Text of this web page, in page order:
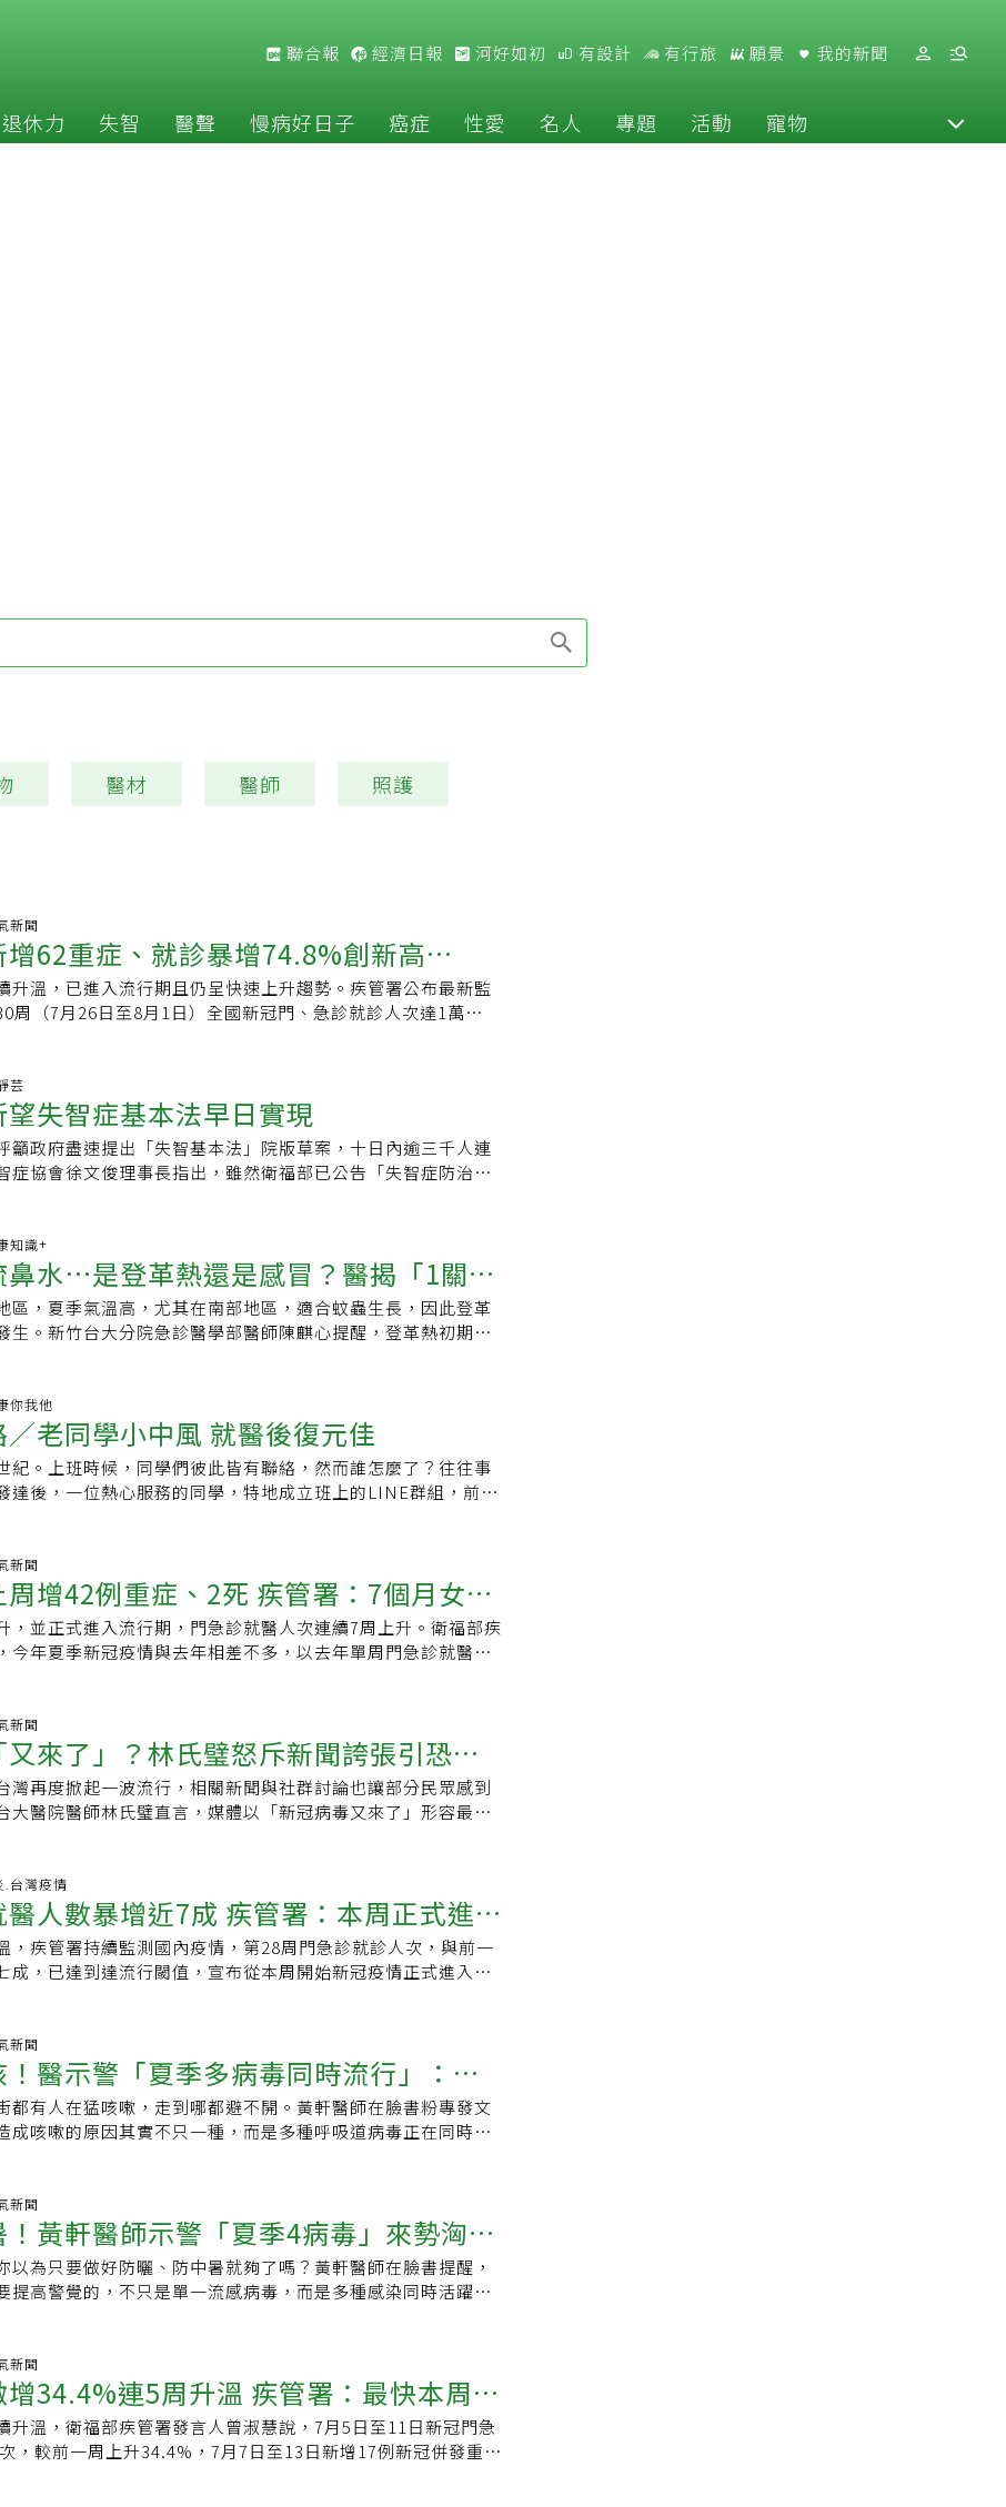
聯合報 經濟日報 河好如初 有設計 有行旅 願景 我的新聞
退休力 失智 醫聲 慢病好日子 癌症 性愛 名人 專題 活動 寵物
醫材 醫師 照護
新聞
62重症、就診暴增74.8%創新高
主流株
升溫，已進入流行期且仍呈快速上升趨勢。疾管署公布最新監
周（7月26日至8月1日）全國新冠門、急診就診人次達1萬
宏偉指出，7月28日至8月3日新增62例新冠本土重症及3例死亡
起，國內已累計265例新冠本土重症，其中28人死亡。分析重
以上長者占74%，具有慢性病史者占85.3%。其中，高達
未接種本季新冠疫苗，顯示疫苗對預防重症仍具有重要保護效
看，新冠病毒仍持續流行。近期全球陽性率呈現上升趨勢，美
仍以NB.1.8.1、XFG及JN.1為主，病毒持續演化，各國仍密切
播情形。除了疫情升溫外，病毒株變化也受到關注。世界衛生
將病毒株PQ.16.1.1自原本的NB.1.8.1譜系中獨立列出，代表
受到國際監測。目前國內近四周流行病毒株也以PQ.16.1.1為
代，目前臨床資料仍有限，雖然可能具有一定程度的免疫逃脫
組織評估，現有新冠疫苗對於預防重症、住院及死亡仍可提供
，因此民眾無須過度恐慌，符合資格者仍應盡速完成疫苗接
師林詠青提醒，目前疫情仍處上升階段，65歲以上長者、慢性
低下者及孕婦等高風險族群，一旦出現發燒、咳嗽、喉嚨痛、
以上長者接種率分別為第1劑21.12%、第2劑0.78%。國內新
萬劑，已於今年7月30日撥配8萬550劑予各縣市提供民眾接
各縣市需求再配送約4.5萬劑，有接種需求民眾，擴大接種措施
日止。
芸
失智症基本法早日實現
籲政府盡速提出「失智基本法」院版草案，十日內逾三千人連
症協會徐文俊理事長指出，雖然衛福部已公告「失智症防治照
能是，確立國家責任和跨部會協調架構，並擘畫政策涵蓋範疇
承諾，將與現行法制和政策相互補強。唯有提升至法律位階，
同責任、永續推動的治理架構。照顧壓力大有如闖「侏羅紀」
然保留許多能力的輕度患者；我的先生林芳郁屬於中重度的情
八年，其中有三年是我一個人獨自奮鬥。很多人問我，那段照
接接受了這份工作。整個過程中，我經歷過暴力、迷走、譫妄
來說，就像真的進入「侏羅紀公園」，再從裡面走了回來。老
機率增現在回頭看，我當然可說那是一段很值得回憶的歷程；
我的老師以前常說：「如果有哪一種治療或經驗是你不喜歡
、有奔波、有恐慌、有挫折。昨天我看了一位女病人，她也是
：「林醫師，我先生和您先生罹患的是同樣的疾病，他現在處
況。」我看到她全身瘀青，告訴她：「妳要躲避，不能讓他打
不行，他每天固定在某個時間就會打人。」我問：「那妳怎麼
能拿一條毛巾鋪在身上。根據統計，老老照顧，照顧者憂鬱的
害怕的，是年輕人騎摩托車發生嚴重頭部外傷。如今，台灣頭
幅減少，甚至有人開玩笑地說，神經外科醫師都快失業了。為
？因為國家的力量站了出來，規定騎乘摩托車必須戴安全帽。
顧責任對我而言，我最希望看到的，就是失智症基本法能夠完
會更加平安。很多人以為，我們現在談的是別人的事情；其
患失智症比率23%，每4到5位高齡者有一個。我們每個人的家
、外公及外婆，這並不是別人的事情，而是每一個家庭都可能
一起祝福，也共同努力，使失智症基本法能夠早日實現。
知識+
鼻水⋯是登革熱還是感冒？醫揭「1關鍵
高警覺
區，夏季氣溫高，尤其在南部地區，適合蚊蟲生長，因此登革
生。新竹台大分院急診醫學部醫師陳麒心提醒，登革熱初期症
點等症狀，因懷疑感染登革熱至新竹台大分院急診就醫，經檢
顯示，具有流行地區旅遊史且出現疑似症狀時，應提高警覺，
病毒感染相似，建議及早就醫由醫師評估診斷。登革熱初期症
氣溫升高及降雨頻繁，病媒蚊繁殖速度加快，登革熱防治工作
竹台大分院急診醫學部醫師陳麒心指出，登革熱初期症狀與感
，合併頭痛、眼窩痛、肌肉與關節劇烈疼痛，部分病人還會出
膚出疹，屬於全身性不適。高燒超過3天恐是重症警訊登革熱重
麒心表示，若高燒持續超過3天，並伴隨腹痛、嘔吐、紅疹、眼
黑便或呼吸急促等症狀，可能代表血管滲漏或出血，是重症登
下降或出血徵象，則需密切觀察，甚至住院治療。防蚊是預防
革熱如何治療？陳麒心說明，目前登革熱尚無特效藥，治療以
包括補充水分、充分休息，必要時進行輸液治療。退燒藥僅建
避免使用布洛芬或阿斯匹靈，以免增加出血風險；多數病人約1
辛苦需耐心照護。陳麒心呼籲，防蚊才是預防登革熱的根本之
並配合環境清理與孳生源清除，共同防堵疫情。【本文獲uho
登，原文刊載網址見此】
你我他
老同學小中風 就醫後復元佳
紀。上班時候，同學們彼此皆有聯絡，然而誰怎麼了？往往事
達後，一位熱心服務的同學，特地成立班上的LINE群組，前前
勉。曾經就有這麼一件事，群組的版主是我們班對之一。他們
真正做到「執子之手，與子偕老」，令人羨慕。不過，在2019
際，版主的老公突然感到身體有異樣，馬上就醫，醫師檢查診
夫婦倆當機立斷，馬上住院治療，並在群組宣告此訊息，但因
間禁止探病，因此同學均無法到醫院探病，只能在群組裡表達
敏，開車依舊靈活，70歲後每3年重考駕照，他也順利取得，令
新聞
增42例重症、2死 疾管署：7個月女嬰
症病例
，並正式進入流行期，門急診就醫人次連續7周上升。衛福部疾
今年夏季新冠疫情與去年相差不多，以去年單周門急診就醫逾1
土重症病例創今年新高，更有今年年齡最小的重症個案。疾管
說，2位死亡病例中，一名為70多歲男性，患有糖尿病等慢性疾
接種新冠疫苗，但未接種第2劑疫苗，7月中旬出現發燒症狀，
新冠快篩為陽性，給予抗病毒藥物治療，但2天後卻出現意識喪
跳，經急救無效於當天死亡，死因為新冠病毒感染，合併雙側
，家屬發現女嬰出現全身發燙症狀，送醫過程中又出現全身抽
唇發紫等症狀，經確診感染新冠病毒，並收治於加護病房治
、恢復意識，但仍在加護病房觀察中。林詠青說，目前已開放6
眾都能接種新冠疫苗，呼籲符合接種條件應盡速接種。另提醒
新聞
來了」？林氏璧怒斥新聞誇張引恐慌
走向
灣再度掀起一波流行，相關新聞與社群討論也讓部分民眾感到
大醫院醫師林氏璧直言，媒體以「新冠病毒又來了」形容最新
遊中毒者」發文表示，沒想到到了2026年，媒體仍以引發恐慌
毒，社群平台上也仍可看到許多錯誤資訊。他強調：「他不是
沒有離開過。」林氏璧指出，新冠病毒會持續突變，並造成新
早已不應被視為意外。流感病毒同樣會不斷變異，每隔一段時
流行，先前接種的疫苗也可能無法完全阻擋感染。「新冠病毒
毒中，本來就包含冠狀病毒。Omicron後接種疫苗主要為防重
作用，林氏璧指出，進入Omicron年代後，接種疫苗的主要目
症，而不是完全防止感染。他表示，雖然先前接種的疫苗可能
感染，但健康人士在經歷數次自然感染及疫苗接種後，體內應
變異株，導致原本健康、沒有慢性病的人出現較高比例的重
年建立的防重症免疫力可能對新病毒株失去效果。「而目前為
看到這樣的現象。」林氏璧說。不過，老年人及慢性病患者仍
險族群，不能因此掉以輕心。林氏璧指出，這些族群的疫苗防
在接種半年以上後逐漸下降，因此仍建議持續接種最新病毒株
林氏璧也分享妻子近期觀察到的兒科門診情況，表示最近新冠
病毒病例都不少，但多數家長面對新冠病毒時，態度已經比疫
他表示，當醫師詢問家長是否要進行快篩時，不少人會認為採
理解即使確診，若不符合公費抗病毒藥物的使用條件，治療方
.台灣疫情
人數暴增近7成 疾管署：本周正式進入
，疾管署持續監測國內疫情，第28周門急診就診人次，與前一
成，已達到達流行閾值，宣布從本周開始新冠疫情正式進入流
率。根據疾管署監測資料顯示，統計7月12日到18日的門急診
就診多達4766人次，如果與前一周相比，即7月5日到11日，就
，顯示國內新冠疫情已持續第六周升溫，且達到流行閥值，正
。疾管署發言人曾淑慧表示，全球新冠疫情升溫，國內新冠疫
加上適逢暑假期間，人與人接觸的頻率大增，為防範新冠疫情
也有庫存15.5萬劑。曾淑慧表示，新冠疫情絕對不容小覷，統
通報新冠併發重症本土病例達161例，其中23例死亡；重症病
及具有慢性病史者為最大宗，且92.5％的重症病例，並沒有施
感染新冠病毒後的臨床表現，多以上呼吸道症狀為主，包括喉
期微升，除西太平洋區署呈上升趨勢外，其餘各區署呈下降或
家地區如中國大陸、香港、日本及南韓的新冠疫情皆上升；而
株以NB.1.8.1為主，占58.76％，其次為XFG，占19.07％及
管署指出，截至今年7月20日，本季新冠疫苗接種累計約
歲以上長者接種率分別為第1劑20.98%、第2劑0.53%。如滿12
新聞
醫示警「夏季多病毒同時流行」：逾3
都有人在猛咳嗽，走到哪都避不開。黃軒醫師在臉書粉專發文
成咳嗽的原因其實不只一種，而是多種呼吸道病毒正在同時流
診的就診人次已連續5週呈現增加趨勢，7月5日至11日期間，
，較前一週大幅增加了34.4%。在疫情升溫之際，許多人也開
不是也來了。黃軒直言雖然流感的高峰期多數落在秋冬季節，但
出現散發病例，尤其在人潮密集、旅遊增加時仍會持續傳播。
，近期門診中常見造成大眾咳嗽的原因，還包括鼻病毒、腺病
差、空氣污染問題、過敏原的增加，或者是病毒感染後引發的
醒，如果發現自己或家人咳嗽的症狀已經超過3週，並且伴隨著
胸痛、咳血或者是血氧下降等危險徵兆，就絕對不要只當作普
要盡快就醫檢查。他在文末呼籲大家務必戴口罩、勤洗手、打
新聞
黃軒醫師示警「夏季4病毒」來勢洶洶
就醫
以為只要做好防曬、防中暑就夠了嗎？黃軒醫師在臉書提醒，
提高警覺的，不只是單一流感病毒，而是多種感染同時活躍，
腸病毒最怕錯過孩子的重症警訊。黃軒表示，腸病毒常見於幼
家庭群聚，少數可能快速惡化。若幼兒出現明顯嗜睡、精神不
續嘔吐、睡覺時突然驚嚇或肌肉抽動、呼吸急促、心跳異常加
前兆。疾病管制署於2026年7月仍通報新增腸病毒感染併發重
持續注意。第二種、新冠病毒它沒有消失，只是不再每天上新
新聞
34.4%連5周升溫 疾管署：最快本周進
升溫，衛福部疾管署發言人曾淑慧說，7月5日至11日新冠門急
，較前一周上升34.4%，7月7日至13日新增17例新冠併發重症